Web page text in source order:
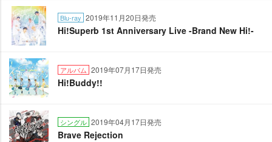
Blu-ray 2019年11月20日発売
Hi!Superb 1st Anniversary Live -Brand New Hi!-
アルバム 2019年07月17日発売
Hi!Buddy!!
シングル 2019年04月17日発売
Brave Rejection